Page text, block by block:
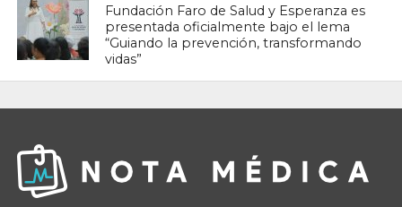
Fundación Faro de Salud y Esperanza es
presentada oficialmente bajo el lema
“Guiando la prevención, transformando
vidas”